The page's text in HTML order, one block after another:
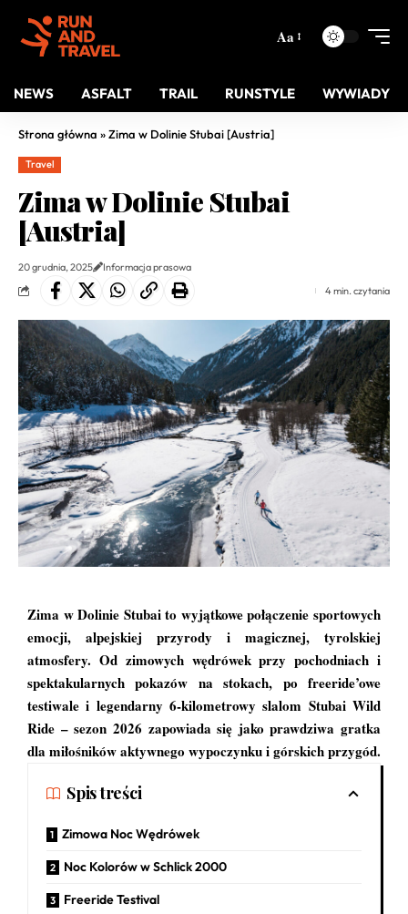
Aa
NEWS ASFALT TRAIL RUNSTYLE WYWIADY
Strona główna »Zima w Dolinie Stubai [Austria]
Travel
Zima w Dolinie Stubai
[Austria]
20 grudnia, 2025
Informacja prasowa
4 min. czytania
Zima w Dolinie Stubai to wyjątkowe połączenie sportowych
emocji, alpejskiej przyrody i magicznej, tyrolskiej
atmosfery. Od zimowych wędrówek przy pochodniach i
spektakularnych pokazów na stokach, po freeride’owe
testiwale i legendarny 6-kilometrowy slalom Stubai Wild
Ride – sezon 2026 zapowiada się jako prawdziwa gratka
dla miłośników aktywnego wypoczynku i górskich przygód.
Spis treści
Zimowa Noc Wędrówek
Noc Kolorów w Schlick 2000
Freeride Testival